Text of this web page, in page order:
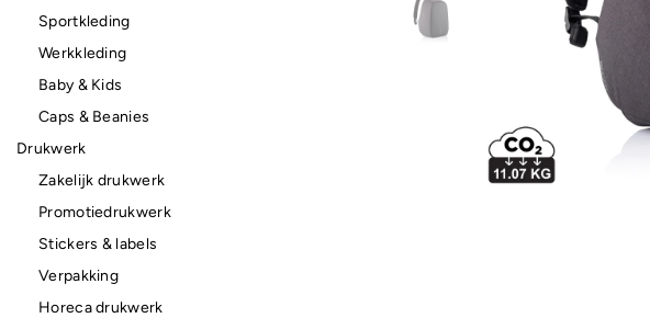
Sportkleding
Werkkleding
Baby & Kids
Caps & Beanies
Drukwerk
Zakelijk drukwerk
Promotiedrukwerk
Stickers & labels
Verpakking
Horeca drukwerk